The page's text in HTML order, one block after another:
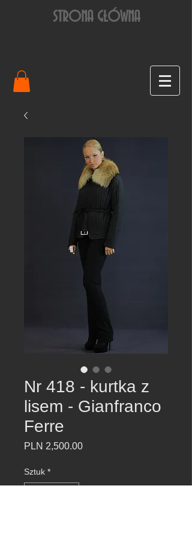
STRONA GŁÓWNA
Nr 418 - kurtka z
lisem - Gianfranco
Ferre
PLN 2,500.00Cena
Sztuk *